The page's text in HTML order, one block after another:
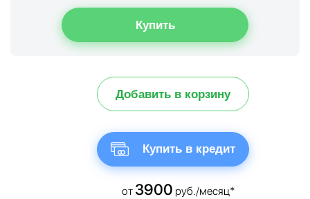
Добавить в корзину
Купить в кредит
от 3900 руб./месяц*